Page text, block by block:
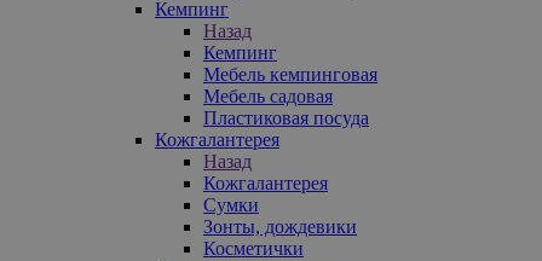
Кемпинг
Назад
Кемпинг
Мебель кемпинговая
Мебель садовая
Пластиковая посуда
Кожгалантерея
Назад
Кожгалантерея
Сумки
Зонты, дождевики
Косметички